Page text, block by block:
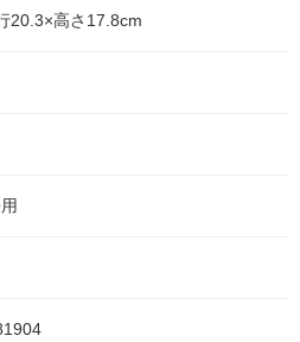
20.3×高さ17.8cm